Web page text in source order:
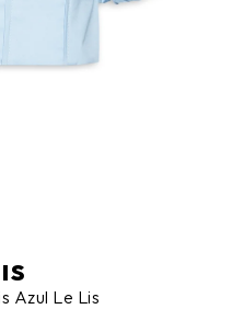
Azul Le Lis